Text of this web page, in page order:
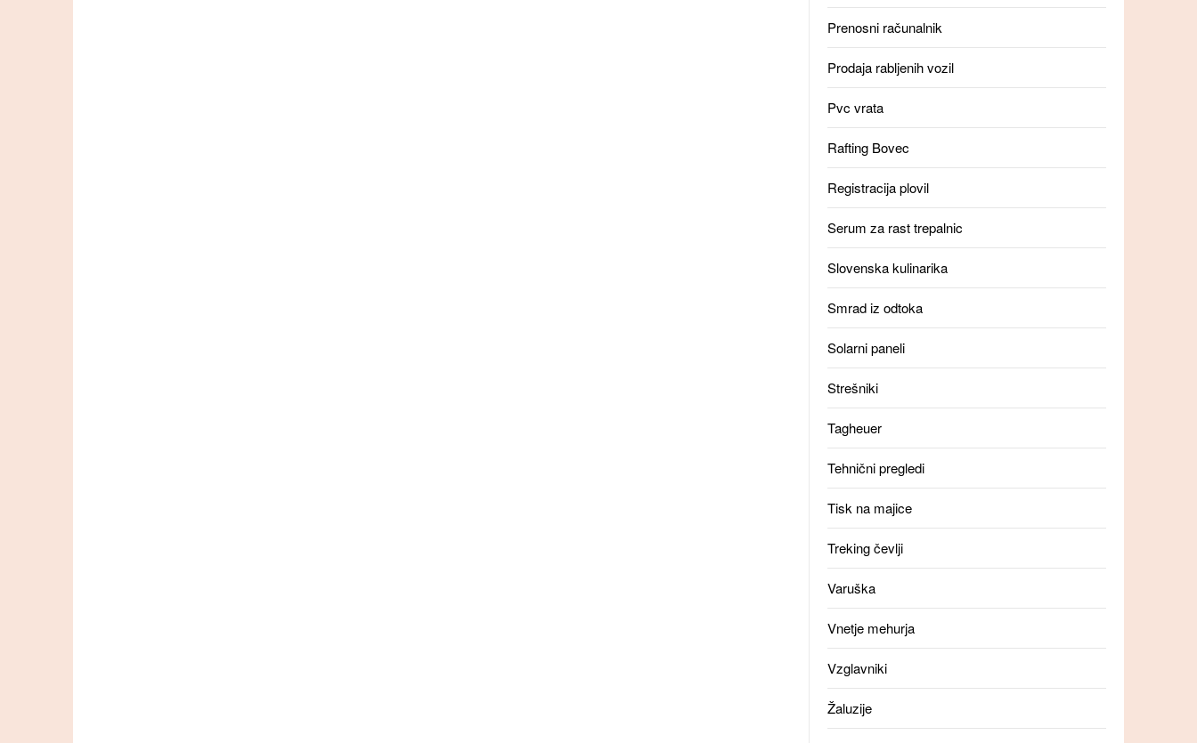
Prenosni računalnik
Prodaja rabljenih vozil
Pvc vrata
Rafting Bovec
Registracija plovil
Serum za rast trepalnic
Slovenska kulinarika
Smrad iz odtoka
Solarni paneli
Strešniki
Tagheuer
Tehnični pregledi
Tisk na majice
Treking čevlji
Varuška
Vnetje mehurja
Vzglavniki
Žaluzije